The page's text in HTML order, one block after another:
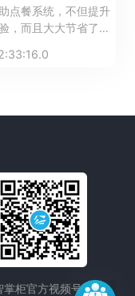
点餐系统，不但提升
，而且大大节省了劳
掌柜官方视频号